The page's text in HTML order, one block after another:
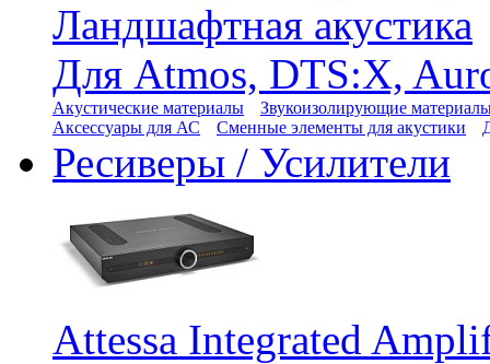
Ландшафтная акустика
Для Atmos, DTS:X,
Акустические материалы
Звукоизолирующие
Аксессуары для АС
Сменные элементы для акустики
Ресиверы / Усилители
Attessa Integrated